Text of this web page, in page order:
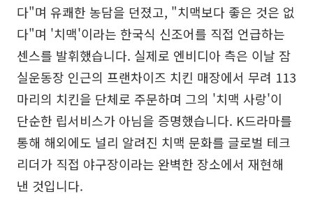
다"며 유쾌한 농담을 던졌고, "치맥보다 좋은 것은 없
다"며 '치맥'이라는 한국식 신조어를 직접 언급하는
센스를 발휘했습니다. 실제로 엔비디아 측은 이날 잠
실운동장 인근의 프랜차이즈 치킨 매장에서 무려 113
마리의 치킨을 단체로 주문하며 그의 '치맥 사랑'이
단순한 립서비스가 아님을 증명했습니다. K드라마를
통해 해외에도 널리 알려진 치맥 문화를 글로벌 테크
리더가 직접 야구장이라는 완벽한 장소에서 재현해
낸 것입니다.